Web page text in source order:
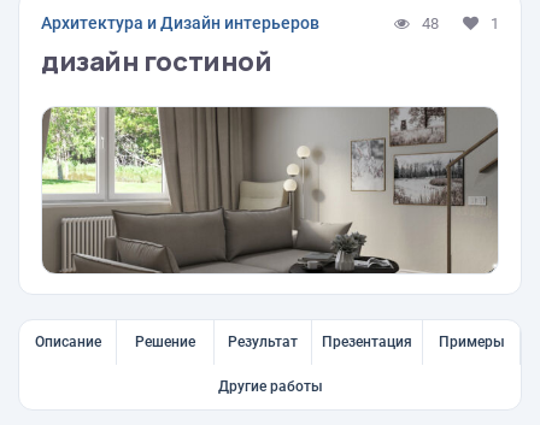
Архитектура и Дизайн интерьеров 48 1
дизайн гостиной
Описание Решение Результат Презентация Примеры
Другие работы